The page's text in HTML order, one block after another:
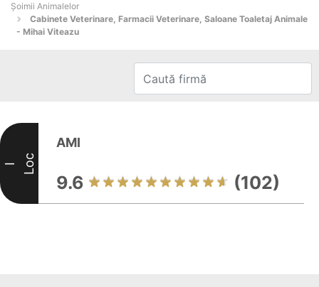
Şoimii Animalelor
Cabinete Veterinare, Farmacii Veterinare, Saloane Toaletaj Animale
- Mihai Viteazu
I Loc
AMI
9.6 (102)